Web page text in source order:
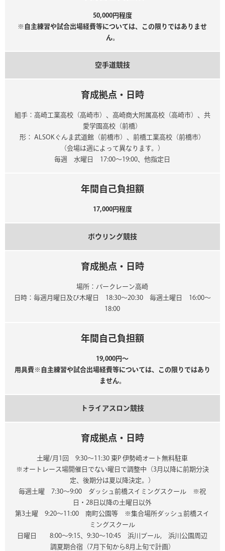
50,000円程度
※自主練習や試合出場経費等については、この限りではありませ
ん。
空手道競技
育成拠点・日時
組手：高崎工業高校（高崎市）、高崎商大附属高校（高崎市）、共
愛学園高校（前橋）
形： ALSOKぐんま武道館（前橋市）、前橋工業高校（前橋市）
（会場は週によって異なります。）
毎週 水曜日 17:00～19:00、他指定日
年間自己負担額
17,000円程度
ボウリング競技
育成拠点・日時
場所：パークレーン高崎
日時：毎週月曜日及び木曜日 18:30～20:30 毎週土曜日 16:00～
18:00
年間自己負担額
19,000円～
用具費※自主練習や試合出場経費等については、この限りではあり
ません。
トライアスロン競技
育成拠点・日時
土曜/月1回 9:30～11:30 東P 伊勢崎オート無料駐車
※オートレース場開催日でない曜日で調整中（3月以降に前期分決
定、後期分は夏以降決定。）
毎週土曜 7:30～9:00 ダッシュ前橋スイミングスクール ※祝
日・28日以降の土曜日以外
第3土曜 9:20～11:00 南町公園等 ※集合場所ダッシュ前橋スイ
ミングスクール
日曜日 8:00～9:15、9:30～10:45 浜川プール, 浜川公園周辺
調夏期合宿（7月下旬から8月上旬で計画）